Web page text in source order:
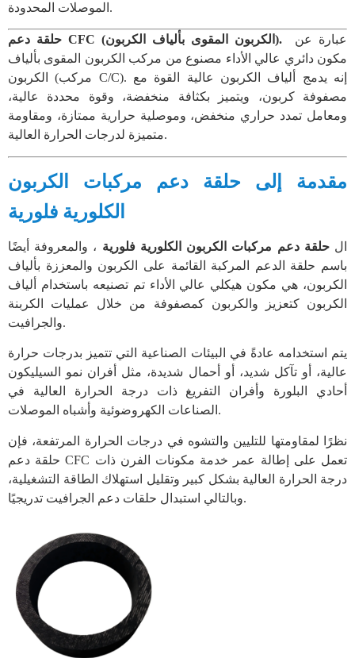
الموصلات المحدودة.
حلقة دعم CFC (الكربون المقوى بألياف الكربون).
مكون دائري عالي الأداء مصنوع من مركب الكربون المقوى بألياف
الكربون (مركب C/C). إنه يدمج ألياف الكربون عالية القوة مع
مصفوفة كربون، ويتميز بكثافة منخفضة، وقوة محددة عالية،
ومعامل تمدد حراري منخفض، وموصلية حرارية ممتازة، ومقاومة
متميزة لدرجات الحرارة العالية.
مقدمة إلى حلقة دعم مركبات الكربون
الكلورية فلورية
الحلقة دعم مركبات الكربون الكلورية فلورية ، والمعروفة أيضًا
باسم حلقة الدعم المركبة القائمة على الكربون والمعززة بألياف
الكربون، هي مكون هيكلي عالي الأداء تم تصنيعه باستخدام ألياف
الكربون كتعزيز والكربون كمصفوفة من خلال عمليات الكربنة
والجرافيت.
يتم استخدامه عادةً في البيئات الصناعية التي تتميز بدرجات حرارة
عالية، أو تآكل شديد، أو أحمال شديدة، مثل أفران نمو السيليكون
أحادي البلورة وأفران التفريغ ذات درجة الحرارة العالية في
الصناعات الكهروضوئية وأشباه الموصلات.
نظرًا لمقاومتها للتليين والتشوه في درجات الحرارة المرتفعة، فإن
حلقة دعم CFC تعمل على إطالة عمر خدمة مكونات الفرن ذات
درجة الحرارة العالية بشكل كبير وتقليل استهلاك الطاقة التشغيلية،
وبالتالي استبدال حلقات دعم الجرافيت تدريجيًا.